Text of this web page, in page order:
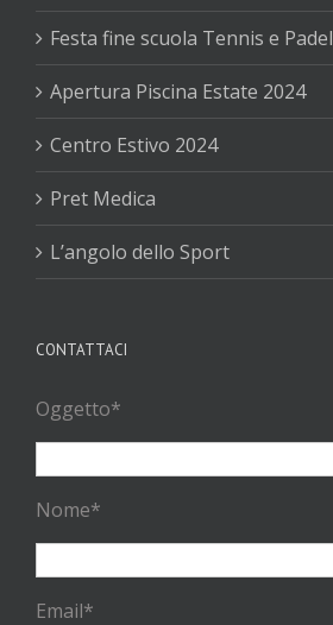
Festa fine scuola Tennis e Padel
Apertura Piscina Estate 2024
Centro Estivo 2024
Pret Medica
L’angolo dello Sport
CONTATTACI
Oggetto*
Nome*
Email*